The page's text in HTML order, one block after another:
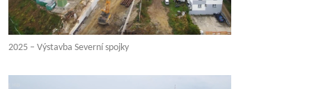
2025 – Výstavba Severní spojky